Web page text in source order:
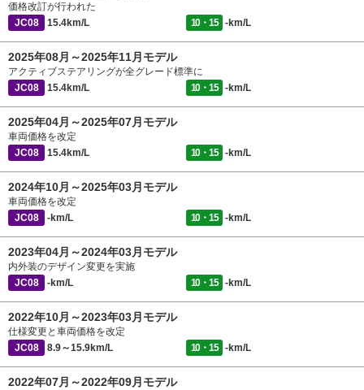
価格改訂が行われた
JC08
15.4km/L 10・15 -km/L
2025年08月～2025年11月モデル
アクティブステアリングが全グレード標準に
JC08
15.4km/L 10・15 -km/L
2025年04月～2025年07月モデル
車両価格を改定
JC08
15.4km/L 10・15 -km/L
2024年10月～2025年03月モデル
車両価格を改定
JC08
-km/L 10・15 -km/L
2023年04月～2024年03月モデル
内外装のデザイン変更を実施
JC08
-km/L 10・15 -km/L
2022年10月～2023年03月モデル
仕様変更と車両価格を改定
JC08
8.9～15.9km/L 10・15 -km/L
2022年07月～2022年09月モデル